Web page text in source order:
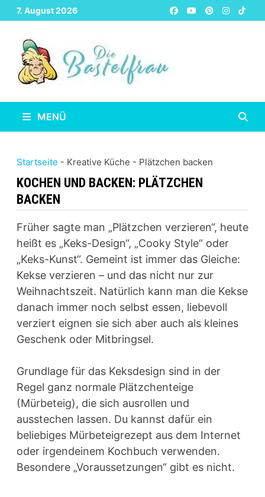
Zurück
zum
Inhalt
7. August 2026
MENÜ
Startseite - Kreative Küche - Plätzchen backen
KOCHEN UND BACKEN: PLÄTZCHEN
BACKEN
Früher sagte man „Plätzchen verzieren“, heute
heißt es „Keks-Design“, „Cooky Style“ oder
„Keks-Kunst“. Gemeint ist immer das Gleiche:
Kekse verzieren – und das nicht nur zur
Weihnachtszeit. Natürlich kann man die Kekse
danach immer noch selbst essen, liebevoll
verziert eignen sie sich aber auch als kleines
Geschenk oder Mitbringsel.
Grundlage für das Keksdesign sind in der
Regel ganz normale Plätzchenteige
(Mürbeteig), die sich ausrollen und
ausstechen lassen. Du kannst dafür ein
beliebiges Mürbeteigrezept aus dem Internet
oder irgendeinem Kochbuch verwenden.
Besondere „Voraussetzungen“ gibt es nicht.